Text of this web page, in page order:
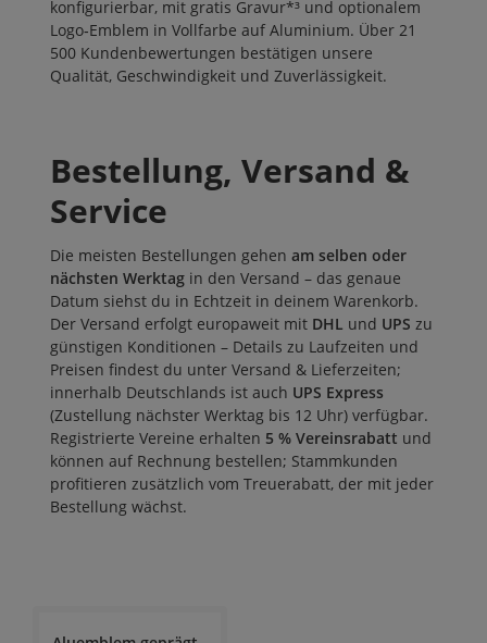
konfigurierbar, mit gratis Gravur*³ und optionalem
Logo‑Emblem in Vollfarbe auf Aluminium. Über 21
500 Kundenbewertungen bestätigen unsere
Qualität, Geschwindigkeit und Zuverlässigkeit.
Bestellung, Versand &
Service
Die meisten Bestellungen gehen am selben oder
nächsten Werktag in den Versand – das genaue
Datum siehst du in Echtzeit in deinem Warenkorb.
Der Versand erfolgt europaweit mit DHL und UPS zu
günstigen Konditionen – Details zu Laufzeiten und
Preisen findest du unter Versand & Lieferzeiten;
innerhalb Deutschlands ist auch UPS Express
(Zustellung nächster Werktag bis 12 Uhr) verfügbar.
Registrierte Vereine erhalten 5 % Vereinsrabatt und
können auf Rechnung bestellen; Stammkunden
profitieren zusätzlich vom Treuerabatt, der mit jeder
Bestellung wächst.